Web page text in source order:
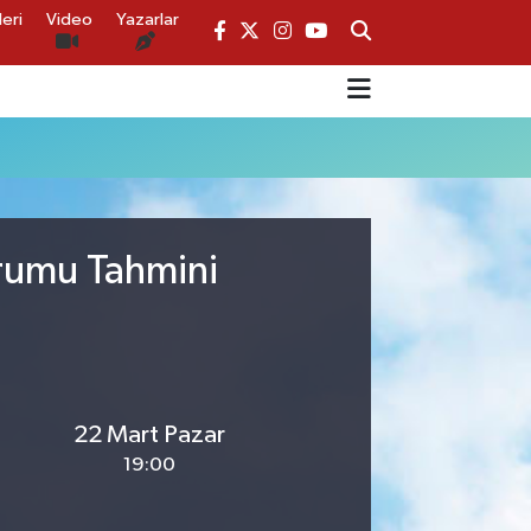
Video Yazarlar
Tahmini
22 Mart Pazar
19:00